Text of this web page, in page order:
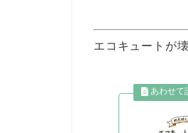
エコキュートが